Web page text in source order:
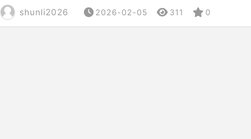
创新实践大赛·潜力之星奖”。企业的“AI智能客服解决方案
里妈妈联合发布的《电商AI经营实践观察报告》，成为行
shunli2026 2026-02-05 311 0